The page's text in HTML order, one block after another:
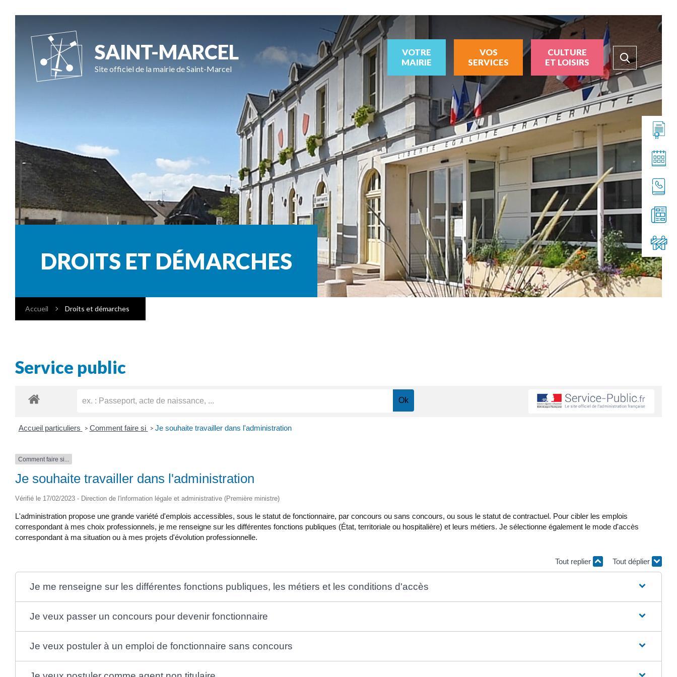
SAINT-MARCEL
Site officiel de la mairie de Saint-Marcel
VOTRE
MAIRIE
VOS
SERVICES
CULTURE
ET LOISIRS
DROITS ET DÉMARCHES
Accueil Droits et démarches
Service public
Accueil particuliers > Comment faire si > Je souhaite travailler dans l'administration
Comment faire si...
Je souhaite travailler dans l'administration
Vérifié le 17/02/2023 - Direction de l'information légale et administrative (Première ministre)
L'administration propose une grande variété d'emplois accessibles, sous le statut de fonctionnaire, par concours ou sans concours, ou sous le statut de contractuel. Pour cibler les emplois
correspondant à mes choix professionnels, je me renseigne sur les différentes fonctions publiques (État, territoriale ou hospitalière) et leurs métiers. Je sélectionne également le mode d'accès
correspondant à ma situation ou à mes projets d'évolution professionnelle.
Tout replier Tout déplier
Je me renseigne sur les différentes fonctions publiques, les métiers et les conditions d'accès
Je veux passer un concours pour devenir fonctionnaire
Je veux postuler à un emploi de fonctionnaire sans concours